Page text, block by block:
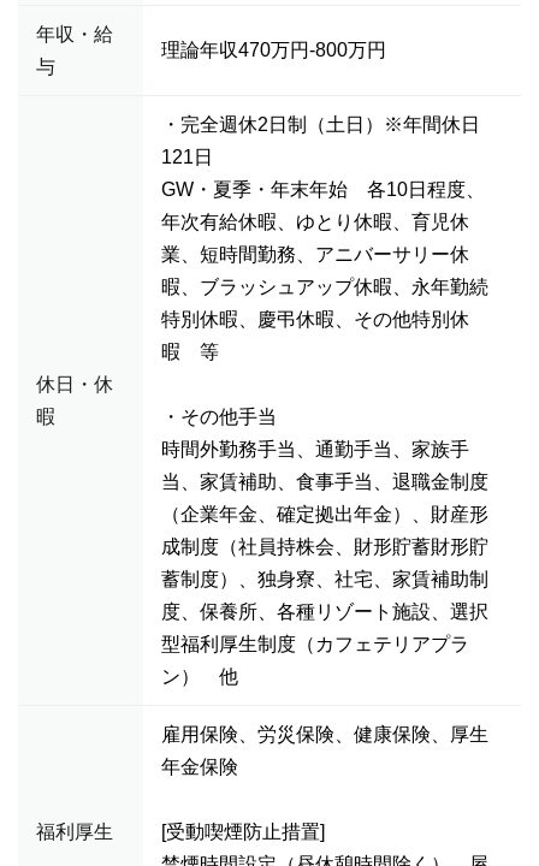
年収・給
与
理論年収470万円-800万円
休日・休
暇
・完全週休2日制（土日）※年間休日
121日
GW・夏季・年末年始 各10日程度、
年次有給休暇、ゆとり休暇、育児休
業、短時間勤務、アニバーサリー休
暇、ブラッシュアップ休暇、永年勤続
特別休暇、慶弔休暇、その他特別休
暇 等
・その他手当
時間外勤務手当、通勤手当、家族手
当、家賃補助、食事手当、退職金制度
（企業年金、確定拠出年金）、財産形
成制度（社員持株会、財形貯蓄財形貯
蓄制度）、独身寮、社宅、家賃補助制
度、保養所、各種リゾート施設、選択
型福利厚生制度（カフェテリアプラ
ン） 他
福利厚生
雇用保険、労災保険、健康保険、厚生
年金保険
[受動喫煙防止措置]